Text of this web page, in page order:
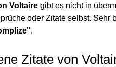
Voltaire gibt es nicht in
oder Zitate selbst. Sehr
.
Zitate von